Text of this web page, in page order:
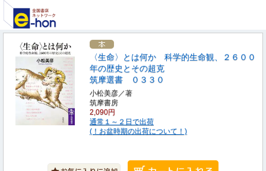
〈生命〉とは何か 科学的生命観、２６００
年の歴史とその超克
筑摩選書 ０３３０
小松美彦／著
筑摩書房
2,090円
通常１～２日で出荷
(！お盆時期の出荷について！)